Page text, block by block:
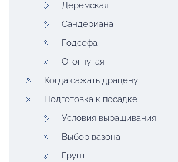
Деремская
Сандериана
Годсефа
Отогнутая
Когда сажать драцену
Подготовка к посадке
Условия выращивания
Выбор вазона
Грунт